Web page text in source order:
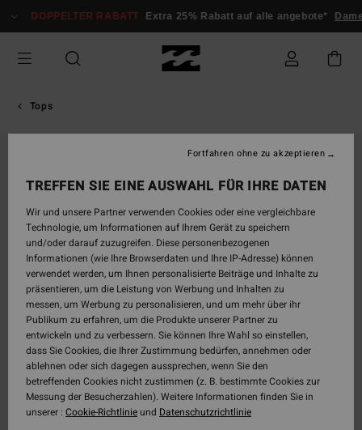
zur
springen
DOPPELTER RABATT Extra 25% Rabatt auf alle angebote*
Tops
TREFFEN SIE EINE AUSWAHL FÜR IHRE DATEN
Wir und unsere Partner verwenden Cookies oder eine vergleichbare
Technologie, um Informationen auf Ihrem Gerät zu speichern
und/oder darauf zuzugreifen. Diese personenbezogenen
Informationen (wie Ihre Browserdaten und Ihre IP-Adresse) können
verwendet werden, um Ihnen personalisierte Beiträge und Inhalte zu
präsentieren, um die Leistung von Werbung und Inhalten zu
messen, um Werbung zu personalisieren, und um mehr über ihr
Publikum zu erfahren, um die Produkte unserer Partner zu
entwickeln und zu verbessern. Sie können Ihre Wahl so einstellen,
dass Sie Cookies, die Ihrer Zustimmung bedürfen, annehmen oder
ablehnen oder sich dagegen aussprechen, wenn Sie den
betreffenden Cookies nicht zustimmen (z. B. bestimmte Cookies zur
Messung der Besucherzahlen). Weitere Informationen finden Sie in
unserer : Cookie-Richtlinieund Datenschutzrichtlinie
Fortfahren ohne zu akzeptieren